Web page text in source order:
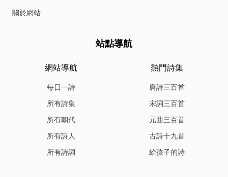
關於網站
站點導航
網站導航
每日一詩
所有詩集
所有朝代
所有詩人
所有詩詞
熱門詩集
唐詩三百首
宋詞三百首
元曲三百首
古詩十九首
給孩子的詩